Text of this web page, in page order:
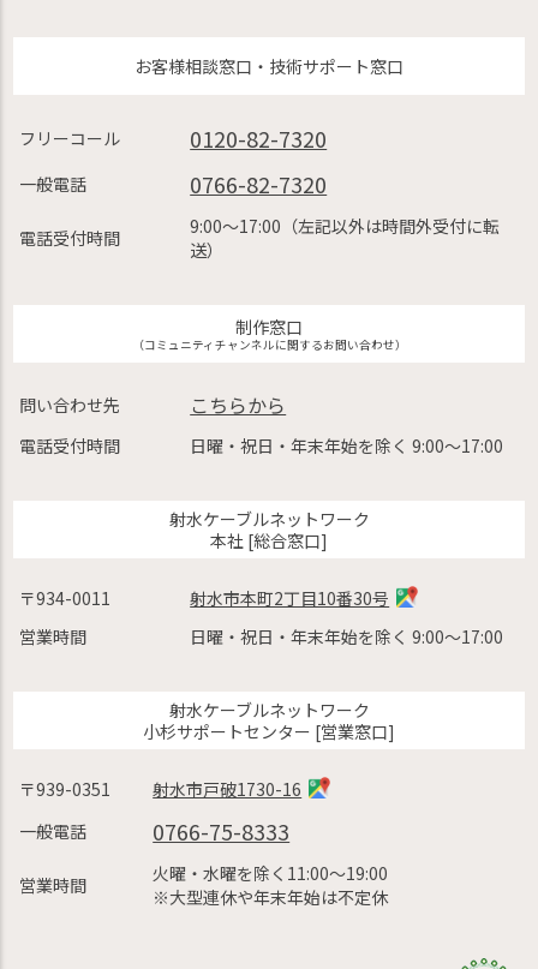
お客様相談窓口・技術サポート窓口
フリーコール 0120-82-7320
一般電話 0766-82-7320
電話受付時間
9:00〜17:00（左記以外は時間外受付に転
送）
制作窓口
（コミュニティチャンネルに関するお問い合わせ）
問い合わせ先 こちらから
電話受付時間 日曜・祝日・年末年始を除く 9:00〜17:00
射水ケーブルネットワーク
本社 [総合窓口]
〒934-0011
射水市本町2丁目10番30号
営業時間
日曜・祝日・年末年始を除く 9:00〜17:00
射水ケーブルネットワーク
小杉サポートセンター [営業窓口]
〒939-0351
射水市戸破1730-16
一般電話
0766-75-8333
営業時間
火曜・水曜を除く11:00〜19:00
※大型連休や年末年始は不定休